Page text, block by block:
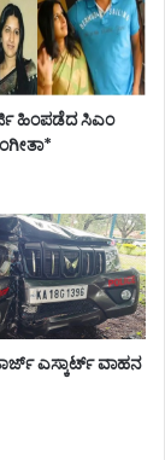
ಹಿಂಪಡೆದ ಸಿಎಂ
ಎಸ್ಕಾರ್ಟ್ ವಾಹನ